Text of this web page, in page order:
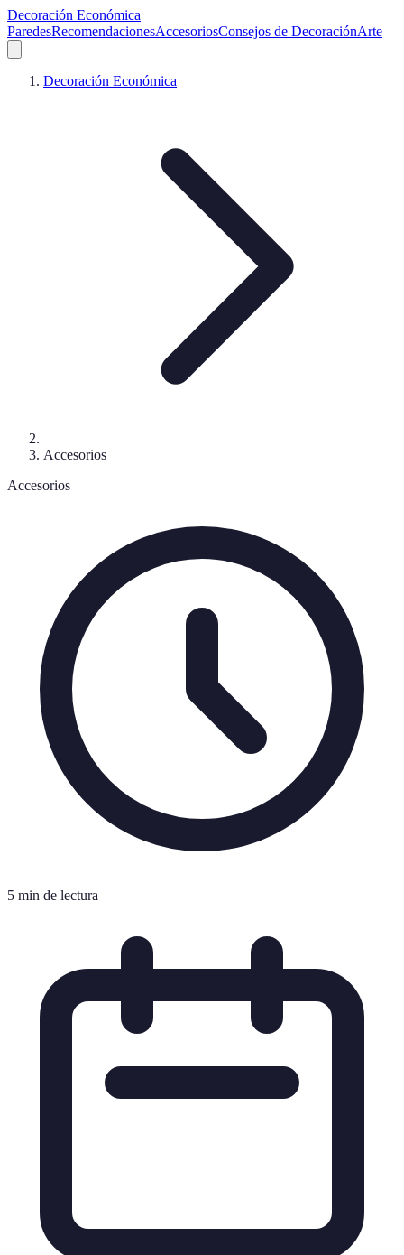
Decoración Económica
ParedesRecomendacionesAccesoriosConsejos de DecoraciónArte
Decoración Económica
Accesorios
Accesorios
5 min de lectura